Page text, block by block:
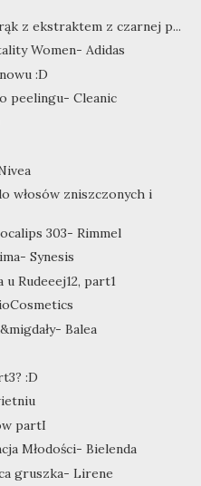
z ekstraktem z czarnej p...
Women- Adidas
:D
peelingu- Cleanic
włosów zniszczonych i
303- Rimmel
Synesis
Rudeeej12, part1
Balea
:D
partI
Młodości- Bielenda
gruszka- Lirene